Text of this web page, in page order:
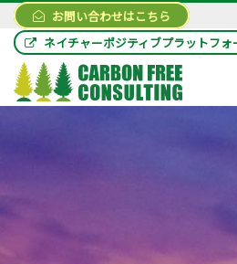
お問い合わせはこちら
ネイチャーポジティブプラットフォ